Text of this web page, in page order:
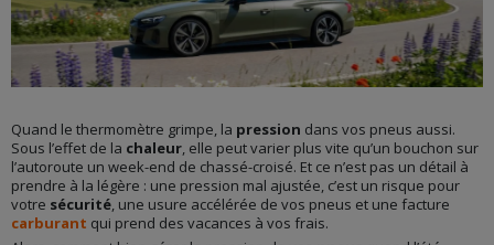
Quand le thermomètre grimpe, la pression dans vos pneus aussi.
Sous l’effet de la chaleur, elle peut varier plus vite qu’un bouchon sur
l’autoroute un week-end de chassé-croisé. Et ce n’est pas un détail à
prendre à la légère : une pression mal ajustée, c’est un risque pour
votre sécurité, une usure accélérée de vos pneus et une facture
carburant qui prend des vacances à vos frais.